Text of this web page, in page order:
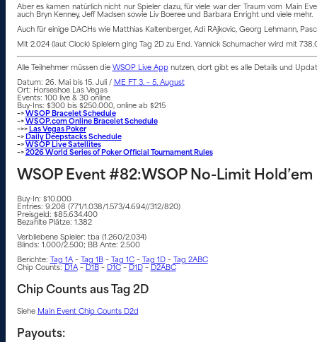
Aber es kamen natürlich nicht nur Spieler dazu, für viele war der Traum vom Main
auch Bryn Kenney, Jeff Madsen sowie Liv Boeree und Barbara Enright und viele mehr.
Auch für einige DACHs wie Matthias Kaltenberger, Adi RAjkovic, Georg Lehmann,
Mit 2.024 (laut Clock) Spielern ging Tag 2D zu End. Yannick Schumacher wird mit
Alle Teilnehmer müssen die WSOP Live Appnutzen, dort gibt es alle Details und
Datum: 26. Mai bis 15. Juli / ME FT 3. – 5. August
Ort: Horseshoe Las Vegas
Events: 100 live & 30 online
Buy-Ins: $300 bis $250.000, online ab $215
–>WSOP Bracelet Schedule
–>WSOP.com Online Bracelet Schedule
–>> Las Vegas Poker
–> Daily Deepstacks Schedule
–>WSOP Live Satellites
–>2026 World Series of Poker Official Tournament Rules
WSOP Event #82:WSOP No-Limit
Buy-In: $10.000
Entries: 9.208 (771/1.038/1.573/4.694//312/820)
Preisgeld: $85.634.400
Bezahlte Plätze: 1.382
Verbliebene Spieler: tba (1.260/2.034)
Blinds: 1.000/2.500; BB Ante: 2.500
Berichte:
Tag 1A– Tag 1B– Tag 1C– Tag 1D–
Tag 2ABC
Chip Counts: D1A– D1B– D1C– D1D– D2ABC
Chip Counts aus Tag 2D
Siehe Main Event Chip Counts D2d
Payouts: